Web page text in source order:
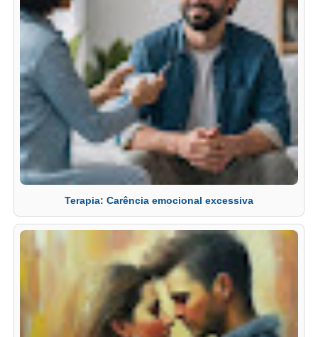
Terapia: Carência emocional excessiva